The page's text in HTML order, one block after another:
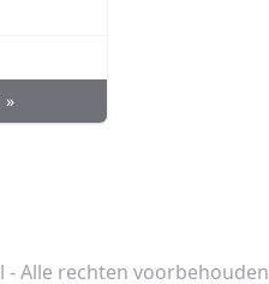
»
- Alle rechten voorbehouden